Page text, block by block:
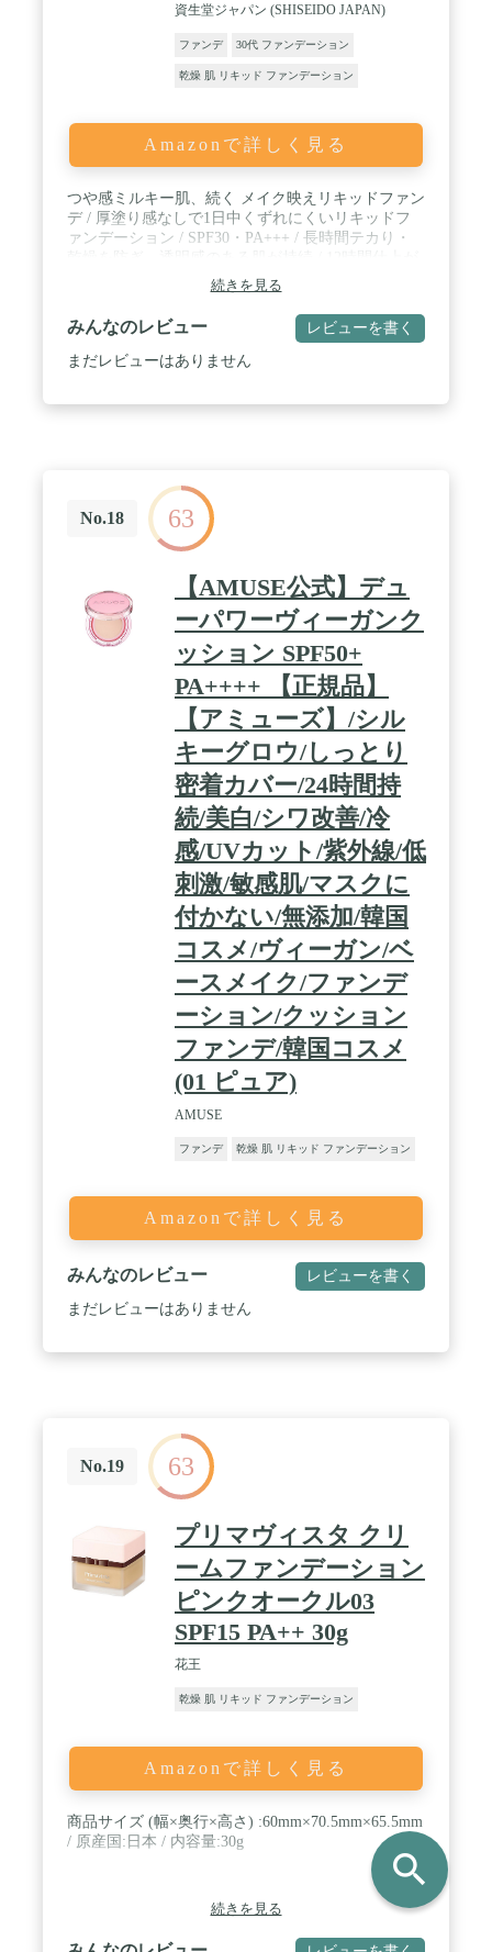
資生堂ジャパン (SHISEIDO JAPAN)
ファンデ 30代 ファンデーション
乾燥 肌 リキッド ファンデーション
Amazonで詳しく見る
つや感ミルキー肌、続く メイク映えリキッドファン
デ / 厚塗り感なしで1日中くずれにくいリキッドフ
ァンデーション / SPF30・PA+++ / 長時間テカり・
り持続テスト(テカり防止・毛穴の目立ち・薄れ)デ
ータ取得済み(メーカー調べ・効果には個人差があ
ります)。
続きを見る
みんなのレビュー レビューを書く
まだレビューはありません
No.18 63
【AMUSE公式】デュ
ーパワーヴィーガンク
ッション SPF50+
PA++++ 【正規品】
【アミューズ】/シル
キーグロウ/しっとり
密着カバー/24時間持
続/美白/シワ改善/冷
感/UVカット/紫外線/低
刺激/敏感肌/マスクに
付かない/無添加/韓国
コスメ/ヴィーガン/ベ
ースメイク/ファンデ
ーション/クッション
ファンデ/韓国コスメ
(01 ピュア)
AMUSE
ファンデ 乾燥 肌 リキッド ファンデーション
Amazonで詳しく見る
みんなのレビュー レビューを書く
まだレビューはありません
No.19 63
プリマヴィスタ クリ
ームファンデーション
ピンクオークル03
SPF15 PA++ 30g
花王
乾燥 肌 リキッド ファンデーション
Amazonで詳しく見る
商品サイズ (幅×奥行×高さ) :60mm×70.5mm×65.5mm
/ 原産国:日本 / 内容量:30g
続きを見る
search